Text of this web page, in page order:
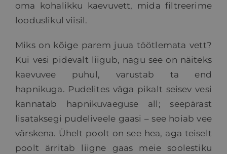
oma kohalikku kaevuvett, mida filtreerime
looduslikul viisil.
Miks on kõige parem juua töötlemata vett?
Kui vesi pidevalt liigub, nagu see on näiteks
kaevuvee puhul, varustab ta end
hapnikuga. Pudelites väga pikalt seisev vesi
kannatab hapnikuvaeguse all; seepärast
lisataksegi pudeliveele gaasi – see hoiab vee
värskena. Ühelt poolt on see hea, aga teiselt
poolt ärritab liigne gaas meie soolestiku